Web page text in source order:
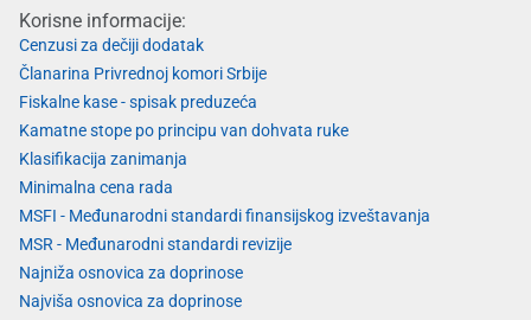
Korisne informacije:
Cenzusi za dečiji dodatak
Članarina Privrednoj komori Srbije
Fiskalne kase - spisak preduzeća
Kamatne stope po principu van dohvata ruke
Klasifikacija zanimanja
Minimalna cena rada
MSFI - Međunarodni standardi finansijskog izveštavanja
MSR - Međunarodni standardi revizije
Najniža osnovica za doprinose
Najviša osnovica za doprinose